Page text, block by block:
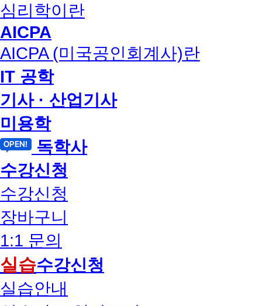
심리학이란
AICPA
AICPA (미국공인회계사)란
IT 공학
기사 · 산업기사
미용학
독학사
수강신청
수강신청
장바구니
1:1 문의
실습수강신청
실습안내